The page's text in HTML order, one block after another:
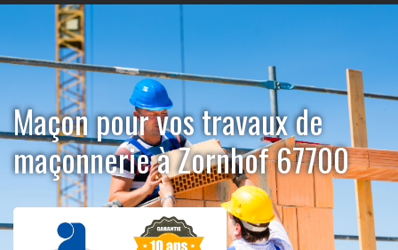
Maçon pour vos travaux de
maçonnerie à Zornhof 67700